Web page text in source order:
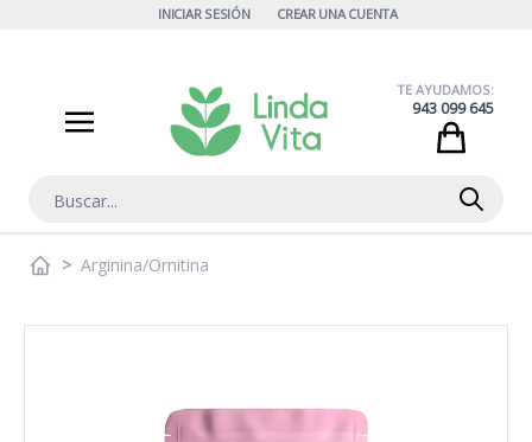
INICIAR SESIÓN CREAR UNA CUENTA
Buscar
TE AYUDAMOS:
943 099 645
> Arginina/Ornitina